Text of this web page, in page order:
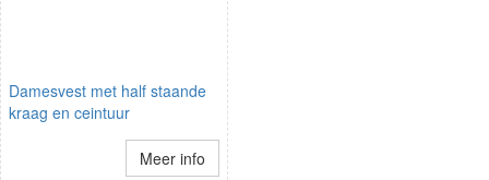
Damesvest met half staande
kraag en ceintuur
Meer info